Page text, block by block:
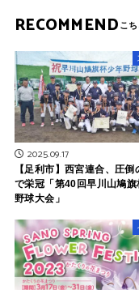
RECOMMEND
2025.09.17
【足利市】西宮連合、圧倒
で栄冠「第40回早川山鳩旗
野球大会」